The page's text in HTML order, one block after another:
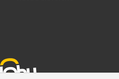
Kullanımı
( TL-$-€ )